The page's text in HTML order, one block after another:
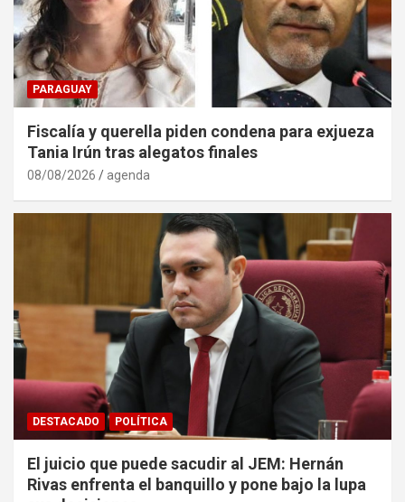
PARAGUAY
Fiscalía y querella piden condena para exjueza
Tania Irún tras alegatos finales
08/08/2026 agenda
DESTACADO POLÍTICA
El juicio que puede sacudir al JEM: Hernán
Rivas enfrenta el banquillo y pone bajo la lupa